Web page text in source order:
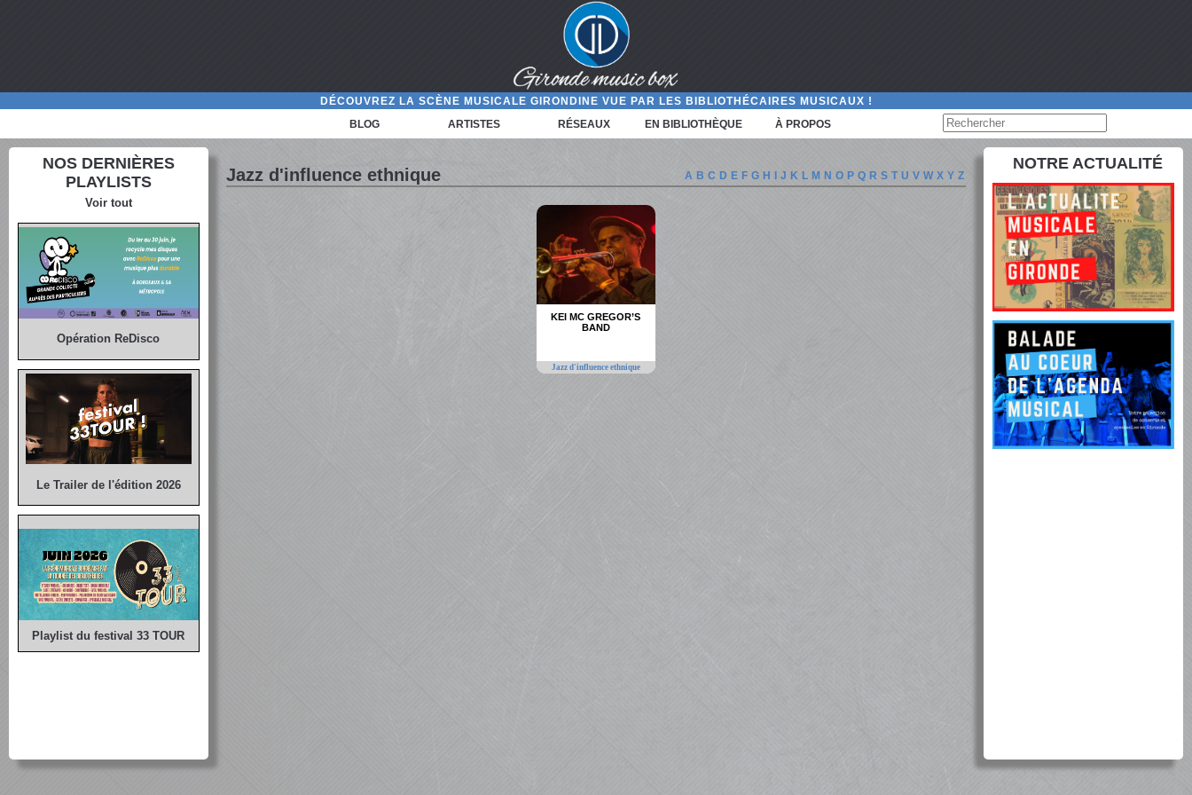
DÉCOUVREZ LA SCÈNE MUSICALE GIRONDINE VUE PAR LES BIBLIOTHÉCAIRES MUSICAUX !
BLOG
ARTISTES RÉSEAUX EN BIBLIOTHÈQUE À PROPOS
NOS DERNIÈRES
PLAYLISTS
Voir tout
Opération ReDisco
Le Trailer de l'édition 2026
Playlist du festival 33 TOUR
Jazz d'influence ethnique A B C D E F G H I J K L M N O P Q R S T U V W X Y Z
KEI MC GREGOR’S
BAND
Jazz d'influence ethnique
NOTRE ACTUALITÉ